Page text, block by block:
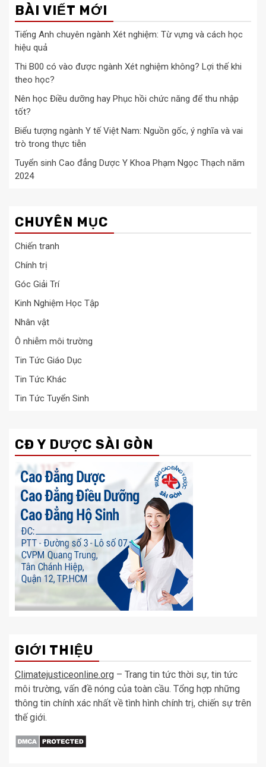
BÀI VIẾT MỚI
Tiếng Anh chuyên ngành Xét nghiệm: Từ vựng và cách học
hiệu quả
Thi B00 có vào được ngành Xét nghiệm không? Lợi thế khi
theo học?
Nên học Điều dưỡng hay Phục hồi chức năng để thu nhập
tốt?
Biểu tượng ngành Y tế Việt Nam: Nguồn gốc, ý nghĩa và vai
trò trong thực tiễn
Tuyển sinh Cao đẳng Dược Y Khoa Phạm Ngọc Thạch năm
2024
CHUYÊN MỤC
Chiến tranh
Chính trị
Góc Giải Trí
Kinh Nghiệm Học Tập
Nhân vật
Ô nhiễm môi trường
Tin Tức Giáo Dục
Tin Tức Khác
Tin Tức Tuyển Sinh
CĐ Y DƯỢC SÀI GÒN
GIỚI THIỆU
Climatejusticeonline.org – Trang tin tức thời sự, tin tức
môi trường, vấn đề nóng của toàn cầu. Tổng hợp những
thông tin chính xác nhất về tình hình chính trị, chiến sự trên
thế giới.